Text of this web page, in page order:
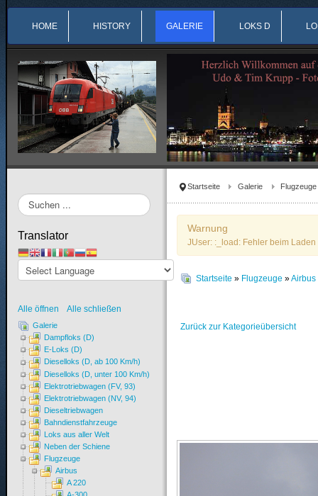
HOME HISTORY GALERIE LOKS D
Startseite Galerie Flugzeuge
Warnung
JUser: :_load: Fehler beim
Startseite » Flugzeuge »Airbus
Zurück zur Kategorieübersicht
Suchen
...
Translator
Alle öffnen Alle schließen
Galerie
Dampfloks (D)
E-Loks (D)
Dieselloks (D, ab 100 Km/h)
Dieselloks (D, unter 100 Km/h)
Elektrotriebwagen (FV, 93)
Elektrotriebwagen (NV, 94)
Dieseltriebwagen
Bahndienstfahrzeuge
Loks aus aller Welt
Neben der Schiene
Flugzeuge
Airbus
A 220